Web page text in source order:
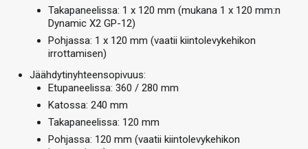
Takapaneelissa: 1 x 120 mm (mukana 1 x 120 mm:n
Dynamic X2 GP-12)
Pohjassa: 1 x 120 mm (vaatii kiintolevykehikon
irrottamisen)
Jäähdytinyhteensopivuus:
Etupaneelissa: 360 / 280 mm
Katossa: 240 mm
Takapaneelissa: 120 mm
Pohjassa: 120 mm (vaatii kiintolevykehikon